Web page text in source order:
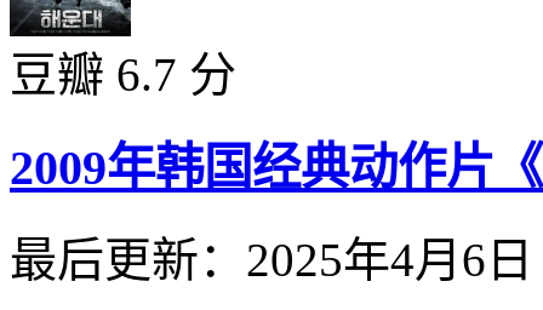
豆瓣 6.7 分
2009年韩国经典动作片
最后更新：2025年4月6日